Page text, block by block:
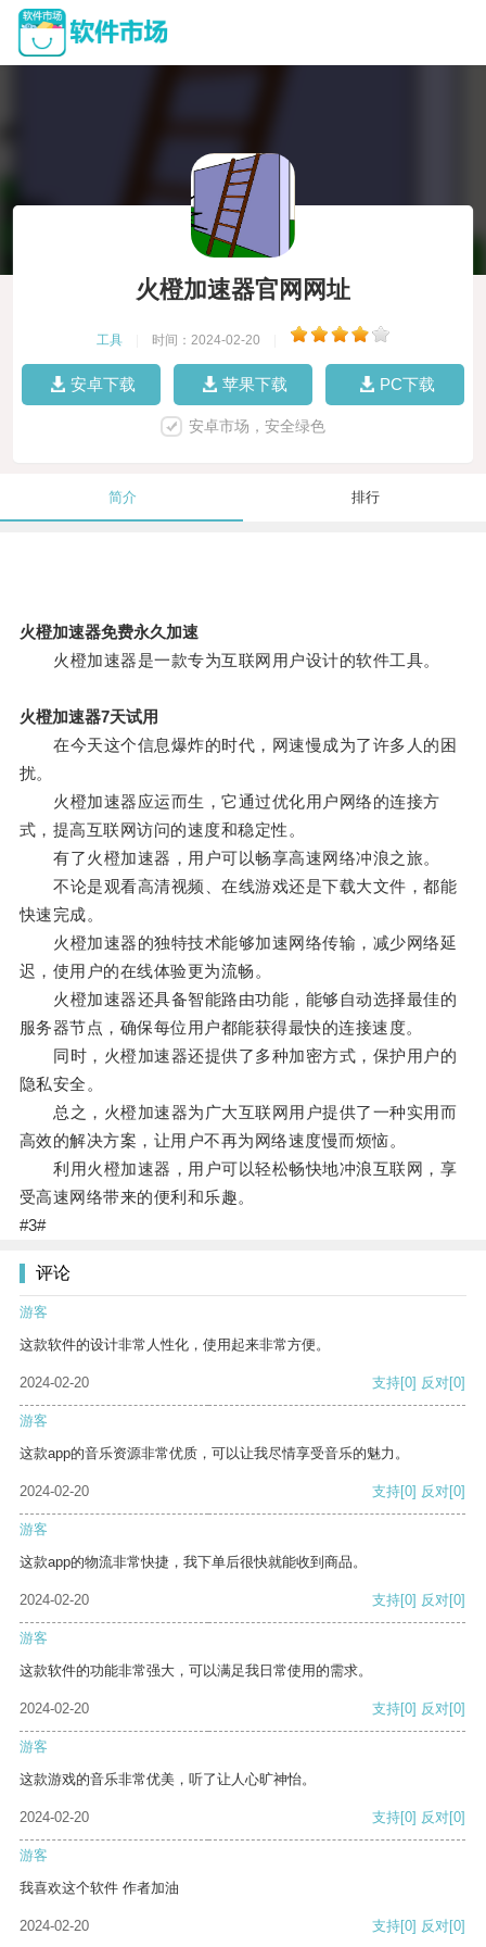
火橙加速器官网网址
工具 时间：2024-02-20
安卓下载 苹果下载 PC下载
安卓市场，安全绿色
简介 排行
火橙加速器免费永久加速
火橙加速器是一款专为互联网用户设计的软件工具。
火橙加速器7天试用
在今天这个信息爆炸的时代，网速慢成为了许多人的困
扰。
火橙加速器应运而生，它通过优化用户网络的连接方
式，提高互联网访问的速度和稳定性。
有了火橙加速器，用户可以畅享高速网络冲浪之旅。
不论是观看高清视频、在线游戏还是下载大文件，都能
快速完成。
火橙加速器的独特技术能够加速网络传输，减少网络延
迟，使用户的在线体验更为流畅。
火橙加速器还具备智能路由功能，能够自动选择最佳的
服务器节点，确保每位用户都能获得最快的连接速度。
同时，火橙加速器还提供了多种加密方式，保护用户的
隐私安全。
总之，火橙加速器为广大互联网用户提供了一种实用而
高效的解决方案，让用户不再为网络速度慢而烦恼。
利用火橙加速器，用户可以轻松畅快地冲浪互联网，享
受高速网络带来的便利和乐趣。
#3#
评论
游客
这款软件的设计非常人性化，使用起来非常方便。
2024-02-20 支持[0] 反对[0]
游客
这款app的音乐资源非常优质，可以让我尽情享受音乐的魅力。
2024-02-20 支持[0] 反对[0]
游客
这款app的物流非常快捷，我下单后很快就能收到商品。
2024-02-20 支持[0] 反对[0]
游客
这款软件的功能非常强大，可以满足我日常使用的需求。
2024-02-20 支持[0] 反对[0]
游客
这款游戏的音乐非常优美，听了让人心旷神怡。
2024-02-20 支持[0] 反对[0]
游客
我喜欢这个软件 作者加油
2024-02-20 支持[0] 反对[0]